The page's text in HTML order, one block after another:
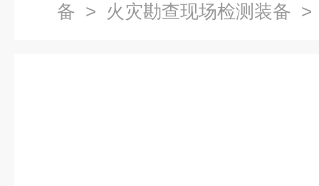
备 > 火灾勘查现场检测装备 >